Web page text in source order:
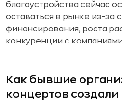
благоустройства сейчас
оставаться в рынке из-за
финансирования, роста
конкуренции с
Как бывшие
концертов